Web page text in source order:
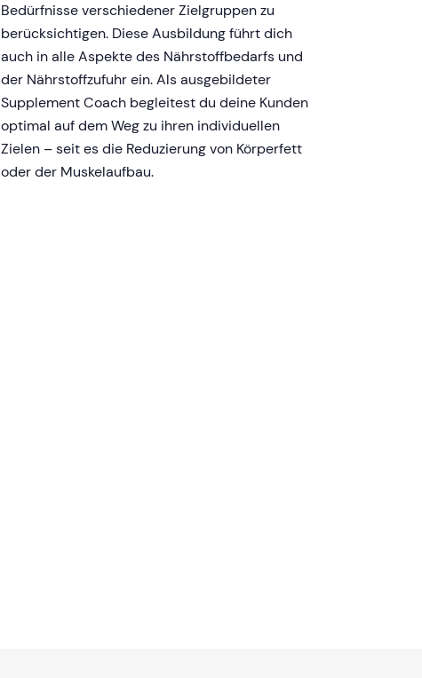
Bedürfnisse verschiedener Zielgruppen zu
berücksichtigen. Diese Ausbildung führt dich
auch in alle Aspekte des Nährstoffbedarfs und
der Nährstoffzufuhr ein. Als ausgebildeter
Supplement Coach begleitest du deine Kunden
optimal auf dem Weg zu ihren individuellen
Zielen – seit es die Reduzierung von Körperfett
oder der Muskelaufbau.